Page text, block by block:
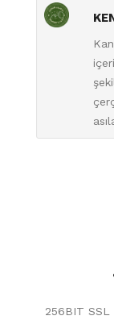
256BIT SSL